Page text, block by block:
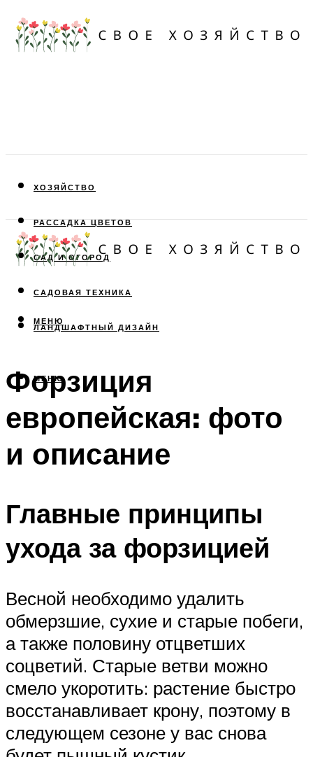
ХОЗЯЙСТВО
РАССАДКА ЦВЕТОВ
САД И ОГОРОД
САДОВАЯ ТЕХНИКА
ЛАНДШАФТНЫЙ ДИЗАЙН
МЕНЮ
МЕНЮ
Форзиция
европейская: фото
и описание
Главные принципы
ухода за форзицией
Весной необходимо удалить
обмерзшие, сухие и старые побеги,
а также половину отцветших
соцветий. Старые ветви можно
смело укоротить: растение быстро
восстанавливает крону, поэтому в
следующем сезоне у вас снова